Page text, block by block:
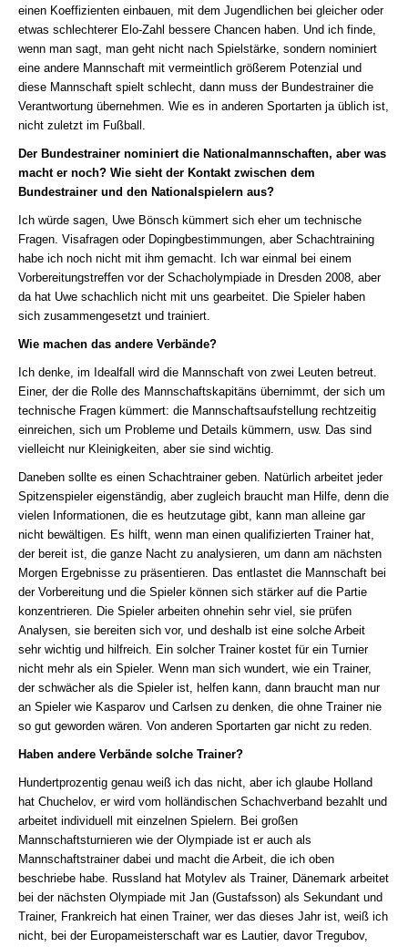
einen Koeffizienten einbauen, mit dem Jugendlichen bei gleicher oder
etwas schlechterer Elo-Zahl bessere Chancen haben. Und ich finde,
wenn man sagt, man geht nicht nach Spielstärke, sondern nominiert
eine andere Mannschaft mit vermeintlich größerem Potenzial und
diese Mannschaft spielt schlecht, dann muss der Bundestrainer die
Verantwortung übernehmen. Wie es in anderen Sportarten ja üblich ist,
nicht zuletzt im Fußball.
Der Bundestrainer nominiert die Nationalmannschaften, aber was
macht er noch? Wie sieht der Kontakt zwischen dem
Bundestrainer und den Nationalspielern aus?
Ich würde sagen, Uwe Bönsch kümmert sich eher um technische
Fragen. Visafragen oder Dopingbestimmungen, aber Schachtraining
habe ich noch nicht mit ihm gemacht. Ich war einmal bei einem
Vorbereitungstreffen vor der Schacholympiade in Dresden 2008, aber
da hat Uwe schachlich nicht mit uns gearbeitet. Die Spieler haben
sich zusammengesetzt und trainiert.
Wie machen das andere Verbände?
Ich denke, im Idealfall wird die Mannschaft von zwei Leuten betreut.
Einer, der die Rolle des Mannschaftskapitäns übernimmt, der sich um
technische Fragen kümmert: die Mannschaftsaufstellung rechtzeitig
einreichen, sich um Probleme und Details kümmern, usw. Das sind
vielleicht nur Kleinigkeiten, aber sie sind wichtig.
Daneben sollte es einen Schachtrainer geben. Natürlich arbeitet jeder
Spitzenspieler eigenständig, aber zugleich braucht man Hilfe, denn die
vielen Informationen, die es heutzutage gibt, kann man alleine gar
nicht bewältigen. Es hilft, wenn man einen qualifizierten Trainer hat,
der bereit ist, die ganze Nacht zu analysieren, um dann am nächsten
Morgen Ergebnisse zu präsentieren. Das entlastet die Mannschaft bei
der Vorbereitung und die Spieler können sich stärker auf die Partie
konzentrieren. Die Spieler arbeiten ohnehin sehr viel, sie prüfen
Analysen, sie bereiten sich vor, und deshalb ist eine solche Arbeit
sehr wichtig und hilfreich. Ein solcher Trainer kostet für ein Turnier
nicht mehr als ein Spieler. Wenn man sich wundert, wie ein Trainer,
der schwächer als die Spieler ist, helfen kann, dann braucht man nur
an Spieler wie Kasparov und Carlsen zu denken, die ohne Trainer nie
so gut geworden wären. Von anderen Sportarten gar nicht zu reden.
Haben andere Verbände solche Trainer?
Hundertprozentig genau weiß ich das nicht, aber ich glaube Holland
hat Chuchelov, er wird vom holländischen Schachverband bezahlt und
arbeitet individuell mit einzelnen Spielern. Bei großen
Mannschaftsturnieren wie der Olympiade ist er auch als
Mannschaftstrainer dabei und macht die Arbeit, die ich oben
beschriebe habe. Russland hat Motylev als Trainer, Dänemark arbeitet
bei der nächsten Olympiade mit Jan (Gustafsson) als Sekundant und
Trainer, Frankreich hat einen Trainer, wer das dieses Jahr ist, weiß ich
nicht, bei der Europameisterschaft war es Lautier, davor Tregubov,